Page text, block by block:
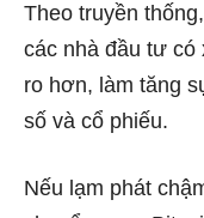
Theo truyền
các nhà đầu tư có
ro hơn, làm tăng
số và cổ phiếu.
Nếu lạm phát